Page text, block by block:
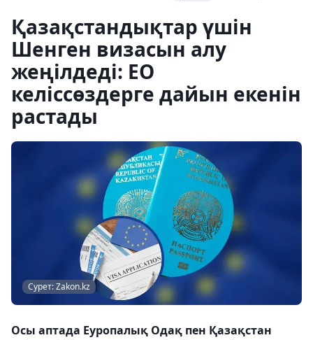
Қазақстандықтар үшін
Шенген визасын алу
жеңілдеді: ЕО
келіссөздерге дайын екенін
растады
Сурет: Zakon.kz
Осы аптада Еуропалық Одақ пен Қазақстан